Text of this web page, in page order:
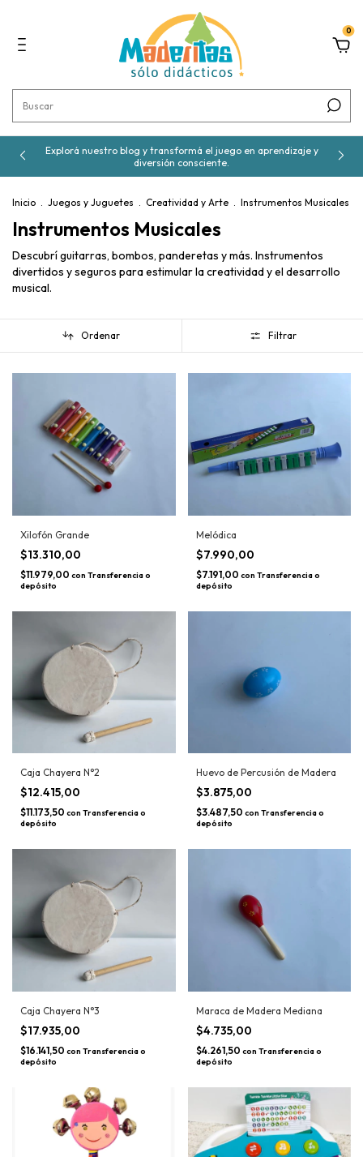
0
Explorá nuestro blog y transformá el juego en aprendizaje y
diversión consciente.
Inicio . Juegos y Juguetes . Creatividad y Arte . Instrumentos Musicales
Instrumentos Musicales
Descubrí guitarras, bombos, panderetas y más. Instrumentos
divertidos y seguros para estimular la creatividad y el desarrollo
musical.
Ordenar Filtrar
Xilofón Grande
$13.310,00
$11.979,00 con Transferencia o
depósito
Melódica
$7.990,00
$7.191,00 con Transferencia o
depósito
Caja Chayera N°2
$12.415,00
$11.173,50 con Transferencia o
depósito
Huevo de Percusión de Madera
$3.875,00
$3.487,50 con Transferencia o
depósito
Caja Chayera N°3
$17.935,00
$16.141,50 con Transferencia o
depósito
Maraca de Madera Mediana
$4.735,00
$4.261,50 con Transferencia o
depósito